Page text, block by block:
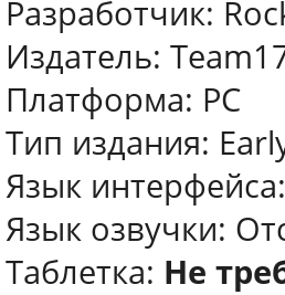
Разработчик:
Издатель:
Платформа: PC
Тип издания:
Язык интерфейса:
Язык озвучки:
Таблетка: Не